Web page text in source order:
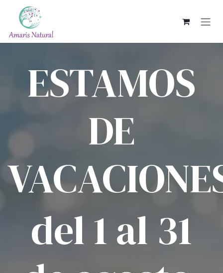
Ir al contenido
ESTAMOS
DE
del 1 al 31